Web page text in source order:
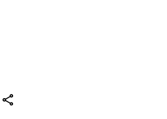
comparte